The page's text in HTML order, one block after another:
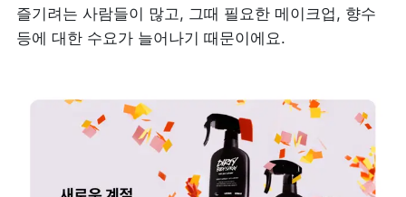
즐기려는 사람들이 많고, 그때 필요한 메이크업, 향수
등에 대한 수요가 늘어나기 때문이에요.